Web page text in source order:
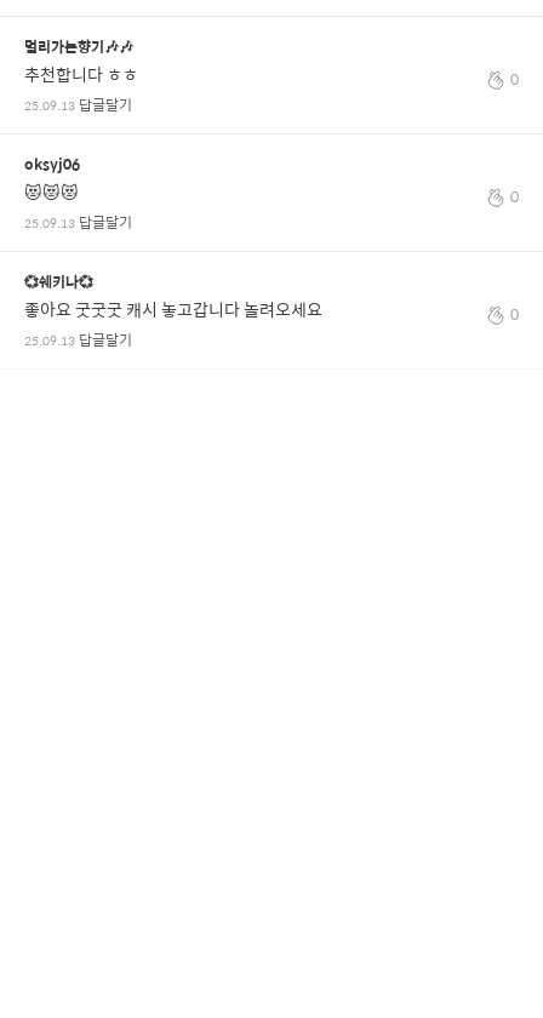
멀리가는향기🎶🎶
추천합니다 ㅎㅎ
25.09.13 답글달기
0
oksyj06
😻😻😻
25.09.13 답글달기
0
💞쉐키나💞
좋아요 굿굿굿 캐시 놓고갑니다 놀려오세요
25.09.13 답글달기
0